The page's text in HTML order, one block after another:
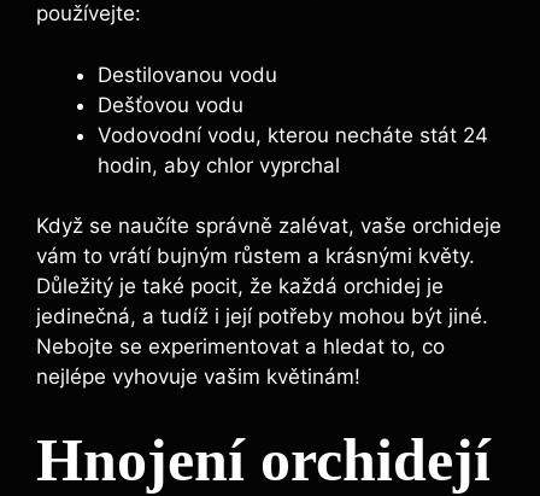
používejte:
Destilovanou vodu
Dešťovou vodu
Vodovodní vodu, kterou necháte stát 24
hodin, aby chlor vyprchal
Když se naučíte správně zalévat, vaše orchideje
vám to vrátí bujným růstem a krásnými květy.
Důležitý je také pocit, že každá orchidej je
jedinečná, a tudíž i její potřeby mohou být jiné.
Nebojte se experimentovat a hledat to, co
nejlépe vyhovuje vašim květinám!
Hnojení orchidejí